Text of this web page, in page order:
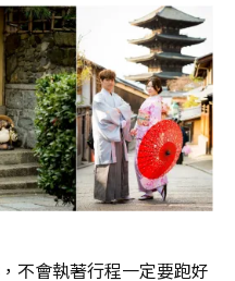
不會執著行程一定要跑好